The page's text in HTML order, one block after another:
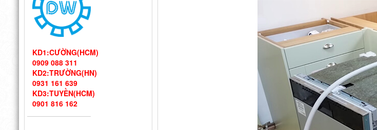
KD1:CƯỜNG(HCM)
0909 088 311
KD2:TRƯỜNG(HN)
0931 161 639
KD3:TUYỀN(HCM)
0901 816 162